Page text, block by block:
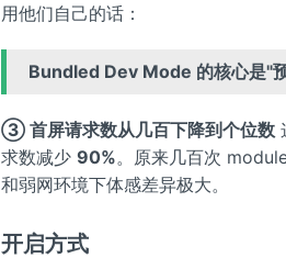
用他们自己的话：
Bundled Dev Mode 的核心是"
③ 首屏请求数从几百下降到个位数
求数减少90%。原来几百次
和弱网环境下体感差异极大。
开启方式